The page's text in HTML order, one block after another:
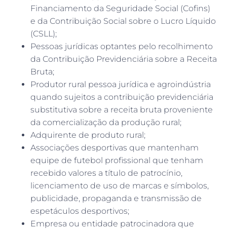
Financiamento da Seguridade Social (Cofins)
e da Contribuição Social sobre o Lucro Líquido
(CSLL);
Pessoas jurídicas optantes pelo recolhimento
da Contribuição Previdenciária sobre a Receita
Bruta;
Produtor rural pessoa jurídica e agroindústria
quando sujeitos a contribuição previdenciária
substitutiva sobre a receita bruta proveniente
da comercialização da produção rural;
Adquirente de produto rural;
Associações desportivas que mantenham
equipe de futebol profissional que tenham
recebido valores a título de patrocínio,
licenciamento de uso de marcas e símbolos,
publicidade, propaganda e transmissão de
espetáculos desportivos;
Empresa ou entidade patrocinadora que